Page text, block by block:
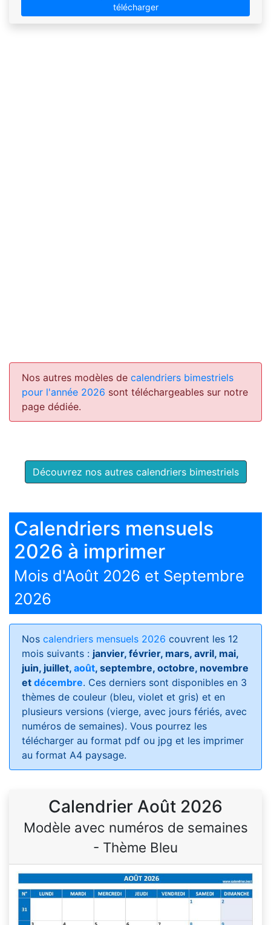
télécharger
Nos autres modèles de calendriers bimestriels
pour l'année 2026 sont téléchargeables sur notre
page dédiée.
Découvrez nos autres calendriers bimestriels
Calendriers mensuels
2026 à imprimer
Mois d'Août 2026 et Septembre
2026
Nos calendriers mensuels 2026 couvrent les 12
mois suivants : janvier, février, mars, avril, mai,
juin, juillet, août, septembre, octobre, novembre
et décembre. Ces derniers sont disponibles en 3
thèmes de couleur (bleu, violet et gris) et en
plusieurs versions (vierge, avec jours fériés, avec
numéros de semaines). Vous pourrez les
télécharger au format pdf ou jpg et les imprimer
au format A4 paysage.
Calendrier Août 2026
Modèle avec numéros de semaines
- Thème Bleu